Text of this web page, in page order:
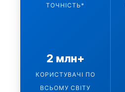
ТОЧНІСТЬ*
2 млн+
КОРИСТУВАЧІ ПО
ВСЬОМУ СВІТУ